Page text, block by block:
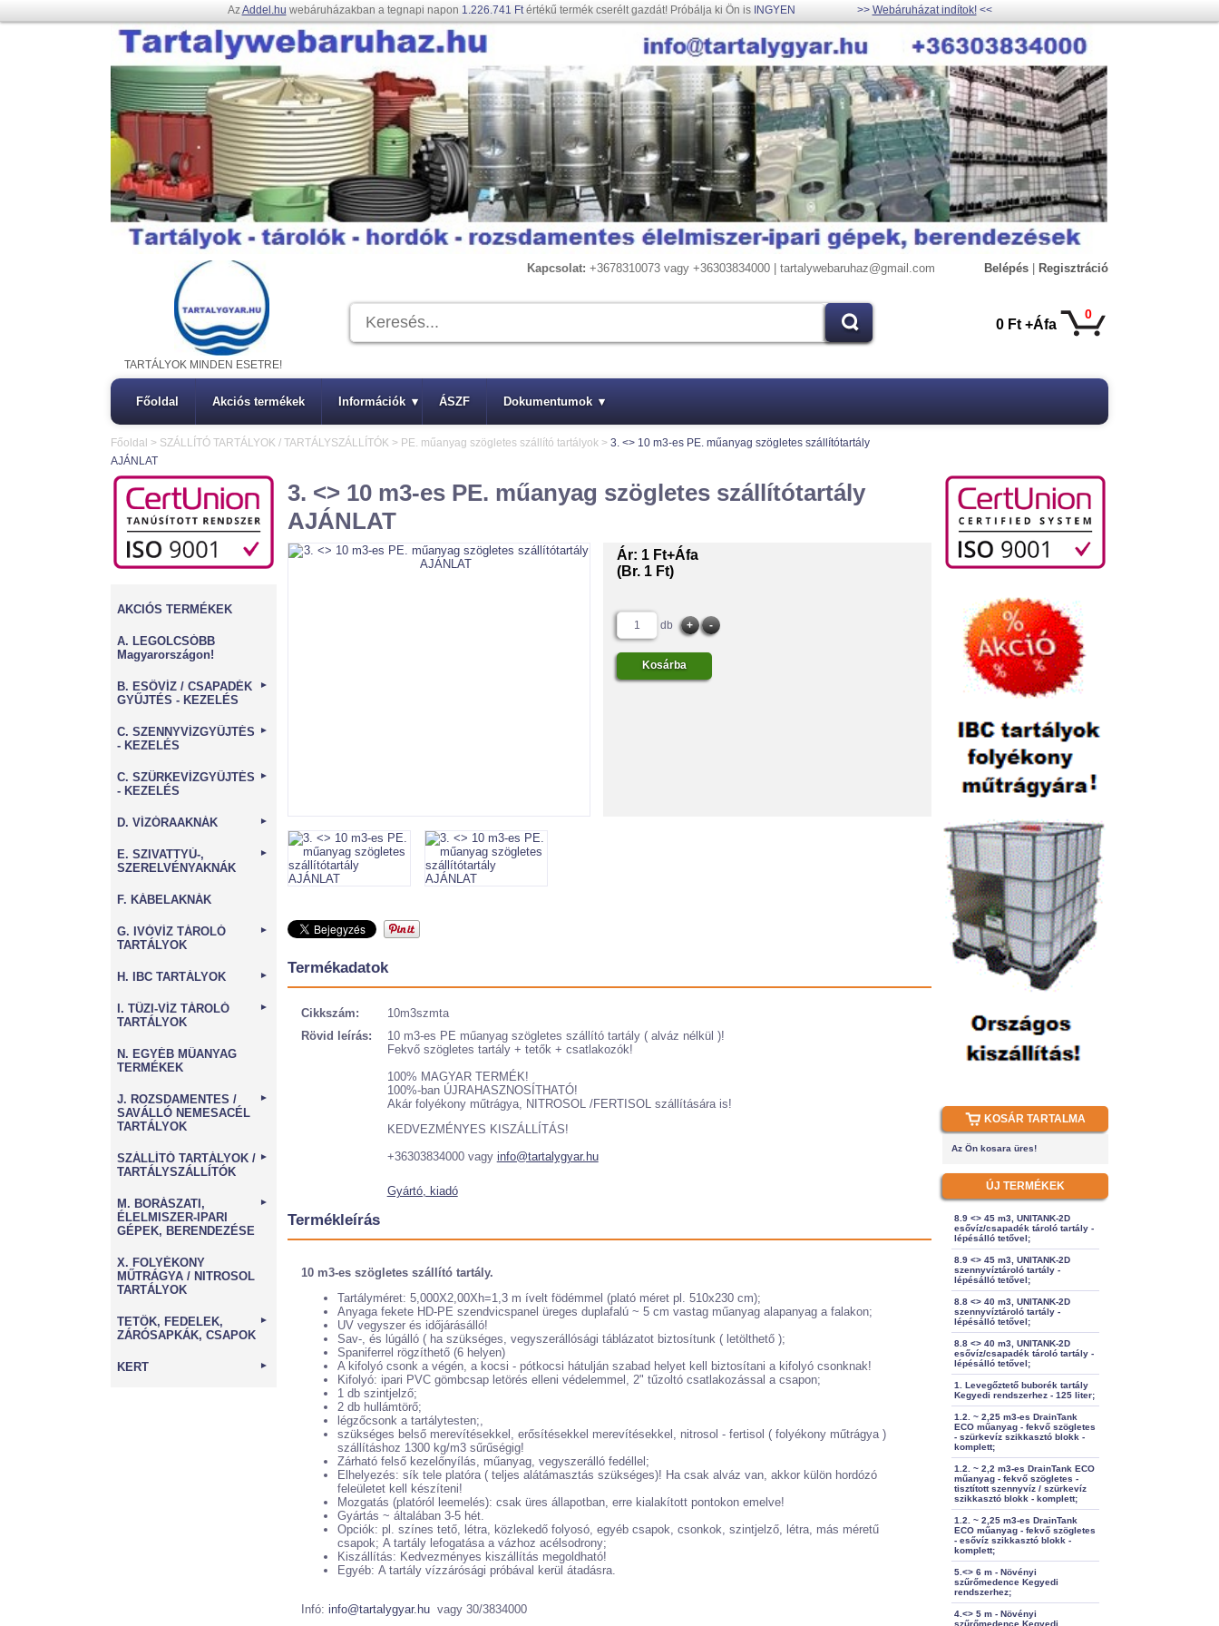
AzAddel.hu webáruházakban a tegnapi napon 1.226.741 Ftértékű termék cserélt gazdát! Próbálja ki Ön is INGYEN >> Webáruházat indítok!<<
Kapcsolat: +3678310073 vagy +36303834000 | tartalywebaruhaz@gmail.com Belépés Regisztráció
0
0 Ft +Áfa
TARTÁLYOK MINDEN ESETRE!
Főoldal Akciós termékek Információk ▾ ÁSZF Dokumentumok ▾
Főoldal > SZÁLLÍTÓ TARTÁLYOK / TARTÁLYSZÁLLÍTÓK > PE. műanyag szögletes szállító tartályok > 3. <> 10 m3-es PE. műanyag szögletes szállítótartály
AJÁNLAT
AKCIÓS TERMÉKEK
A. LEGOLCSÓBB
Magyarországon!
B. ESŐVÍZ / CSAPADÉK
GYŰJTÉS - KEZELÉS
►
C. SZENNYVÍZGYŰJTÉS
- KEZELÉS
►
C. SZÜRKEVÍZGYŰJTÉS
- KEZELÉS
►
D. VÍZÓRAAKNÁK ►
E. SZIVATTYÚ-,
SZERELVÉNYAKNÁK
►
F. KÁBELAKNÁK
G. IVÓVÍZ TÁROLÓ
TARTÁLYOK
►
H. IBC TARTÁLYOK ►
I. TŰZI-VÍZ TÁROLÓ
TARTÁLYOK
►
N. EGYÉB MŰANYAG
TERMÉKEK
J. ROZSDAMENTES /
SAVÁLLÓ NEMESACÉL
TARTÁLYOK
►
SZÁLLÍTÓ TARTÁLYOK /
TARTÁLYSZÁLLÍTÓK
►
M. BORÁSZATI,
ÉLELMISZER-IPARI
GÉPEK, BERENDEZÉSE
►
X. FOLYÉKONY
MŰTRÁGYA / NITROSOL
TARTÁLYOK
TETŐK, FEDELEK,
ZÁRÓSAPKÁK, CSAPOK
►
KERT ►
3. <> 10 m3-es PE. műanyag szögletes szállítótartály
AJÁNLAT
Ár: 1 Ft+Áfa
(Br. 1 Ft)
db
Termékadatok
Cikkszám:
10m3szmta
Rövid leírás:
10 m3-es PE műanyag szögletes szállító tartály ( alváz nélkül )!
Fekvő szögletes tartály + tetők + csatlakozók!
100% MAGYAR TERMÉK!
100%-ban ÚJRAHASZNOSÍTHATÓ!
Akár folyékony műtrágya, NITROSOL /FERTISOL szállítására is!
KEDVEZMÉNYES KISZÁLLÍTÁS!
+36303834000 vagy info@tartalygyar.hu
Gyártó, kiadó
Termékleírás
10 m3-es szögletes szállító tartály.
Tartályméret: 5,000X2,00Xh=1,3 m ívelt födémmel (plató méret pl. 510x230 cm);
Anyaga fekete HD-PE szendvicspanel üreges duplafalú ~ 5 cm vastag műanyag alapanyag a falakon;
UV vegyszer és időjárásálló!
Sav-, és lúgálló ( ha szükséges, vegyszerállósági táblázatot biztosítunk ( letölthető );
Spaniferrel rögzíthető (6 helyen)
A kifolyó csonk a végén, a kocsi - pótkocsi hátulján szabad helyet kell biztosítani a kifolyó csonknak!
Kifolyó: ipari PVC gömbcsap letörés elleni védelemmel, 2" tűzoltó csatlakozással a csapon;
1 db szintjelző;
2 db hullámtörő;
légzőcsonk a tartálytesten;,
szükséges belső merevítésekkel, erősítésekkel merevítésekkel, nitrosol - fertisol ( folyékony műtrágya )
szállításhoz 1300 kg/m3 sűrűségig!
Zárható felső kezelőnyílás, műanyag, vegyszerálló fedéllel;
Elhelyezés: sík tele platóra ( teljes alátámasztás szükséges)! Ha csak alváz van, akkor külön hordózó
feleületet kell készíteni!
Mozgatás (platóról leemelés): csak üres állapotban, erre kialakított pontokon emelve!
Gyártás ~ általában 3-5 hét.
Opciók: pl. színes tető, létra, közlekedő folyosó, egyéb csapok, csonkok, szintjelző, létra, más méretű
csapok; A tartály lefogatása a vázhoz acélsodrony;
Kiszállítás: Kedvezményes kiszállítás megoldható!
Egyéb: A tartály vízzárósági próbával kerül átadásra.
Infó: info@tartalygyar.huvagy 30/3834000
KOSÁR TARTALMA
Az Ön kosara üres!
ÚJ TERMÉKEK
8.9 <> 45 m3, UNITANK-2D
esővíz/csapadék tároló tartály -
lépésálló tetővel;
8.9 <> 45 m3, UNITANK-2D
szennyvíztároló tartály -
lépésálló tetővel;
8.8 <> 40 m3, UNITANK-2D
szennyvíztároló tartály -
lépésálló tetővel;
8.8 <> 40 m3, UNITANK-2D
esővíz/csapadék tároló tartály -
lépésálló tetővel;
1. Levegőztető buborék tartály
Kegyedi rendszerhez - 125 liter;
1.2. ~ 2,25 m3-es DrainTank
ECO műanyag - fekvő szögletes
- szürkevíz szikkasztó blokk -
komplett;
1.2. ~ 2,2 m3-es DrainTank ECO
műanyag - fekvő szögletes -
tisztított szennyvíz / szürkevíz
szikkasztó blokk - komplett;
1.2. ~ 2,25 m3-es DrainTank
ECO műanyag - fekvő szögletes
- esővíz szikkasztó blokk -
komplett;
5.<> 6 m - Növényi
szűrőmedence Kegyedi
rendszerhez;
4.<> 5 m - Növényi